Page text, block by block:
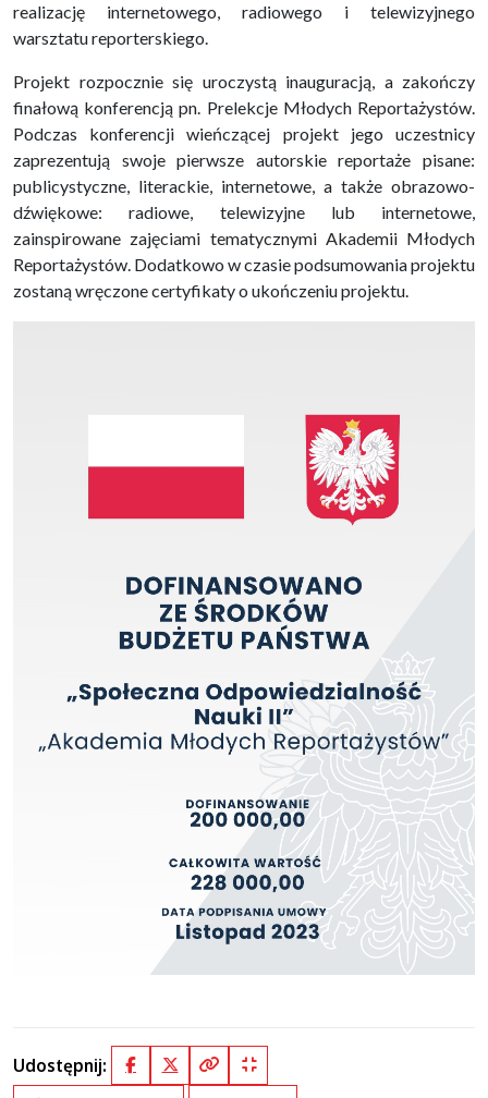
realizację internetowego, radiowego i telewizyjnego
warsztatu reporterskiego.
Projekt rozpocznie się uroczystą inauguracją, a zakończy
finałową konferencją pn. Prelekcje Młodych Reportażystów.
Podczas konferencji wieńczącej projekt jego uczestnicy
zaprezentują swoje pierwsze autorskie reportaże pisane:
publicystyczne, literackie, internetowe, a także obrazowo-
dźwiękowe: radiowe, telewizyjne lub internetowe,
zainspirowane zajęciami tematycznymi Akademii Młodych
Reportażystów. Dodatkowo w czasie podsumowania projektu
zostaną wręczone certyfikaty o ukończeniu projektu.
Udostępnij: FacebookX (Twitter)
Kopiuj pełny link
Kopiuj krótki link